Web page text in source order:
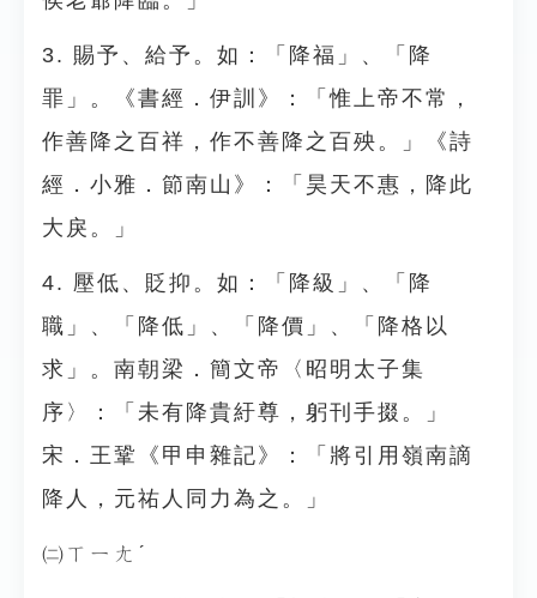
3. 賜予、給予。如：「降福」、「降
罪」。《書經．伊訓》：「惟上帝不常，
作善降之百祥，作不善降之百殃。」《詩
經．小雅．節南山》：「昊天不惠，降此
大戾。」
4. 壓低、貶抑。如：「降級」、「降
職」、「降低」、「降價」、「降格以
求」。南朝梁．簡文帝〈昭明太子集
序〉：「未有降貴紆尊，躬刊手掇。」
宋．王鞏《甲申雜記》：「將引用嶺南謫
降人，元祐人同力為之。」
㈡ㄒㄧㄤˊ